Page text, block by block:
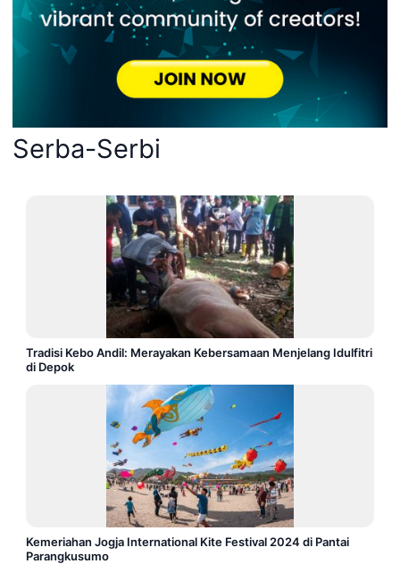
Serba-Serbi
Tradisi Kebo Andil: Merayakan Kebersamaan Menjelang Idulfitri
di Depok
Kemeriahan Jogja International Kite Festival 2024 di Pantai
Parangkusumo